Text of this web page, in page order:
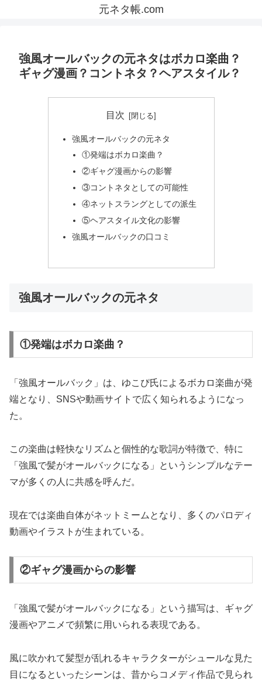
元ネタ帳.com
強風オールバックの元ネタはボカロ楽曲？
ギャグ漫画？コントネタ？ヘアスタイル？
目次
強風オールバックの元ネタ
①発端はボカロ楽曲？
②ギャグ漫画からの影響
③コントネタとしての可能性
④ネットスラングとしての派生
⑤ヘアスタイル文化の影響
強風オールバックの口コミ
強風オールバックの元ネタ
①発端はボカロ楽曲？
「強風オールバック」は、ゆこぴ氏によるボカロ楽曲が発
端となり、SNSや動画サイトで広く知られるようになっ
た。
この楽曲は軽快なリズムと個性的な歌詞が特徴で、特に
「強風で髪がオールバックになる」というシンプルなテー
マが多くの人に共感を呼んだ。
現在では楽曲自体がネットミームとなり、多くのパロディ
動画やイラストが生まれている。
②ギャグ漫画からの影響
「強風で髪がオールバックになる」という描写は、ギャグ
漫画やアニメで頻繁に用いられる表現である。
風に吹かれて髪型が乱れるキャラクターがシュールな見た
目になるといったシーンは、昔からコメディ作品で見られ